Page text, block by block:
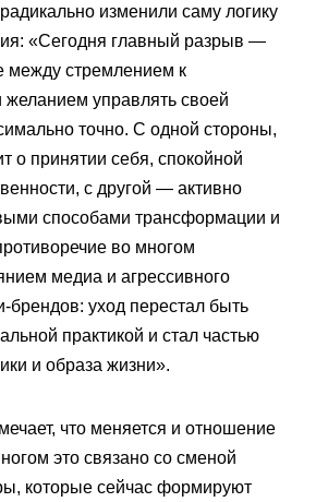
изменили саму логику
«Сегодня главный разрыв —
между стремлением к
желанием управлять своей
точно. С одной стороны,
о принятии себя, спокойной
с другой — активно
способами трансформации и
во многом
медиа и агрессивного
брендов: уход перестал быть
практикой и стал частью
и образа жизни».
что меняется и отношение
это связано со сменой
которые сейчас формируют